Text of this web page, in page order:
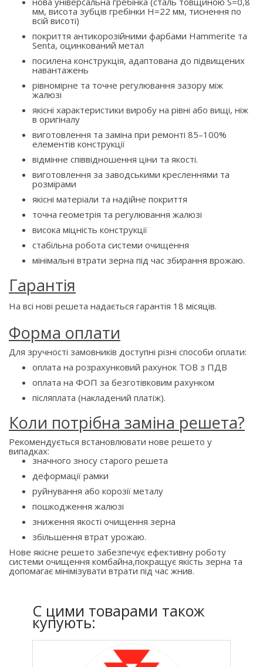
мм, висота зубців гребінки H=22 мм, тиснення по
всій висоті)
покриття антикорозійними фарбами Hammerite та
Senta, оцинкований метал
посилена конструкція, адаптована до підвищених
навантажень
рівномірне та точне регулювання зазору між
жалюзі
якісні характеристики виробу на рівні або вищі, ніж
в оригіналу
виготовлення та заміна при ремонті 85–100%
елементів конструкції
відмінне співвідношення ціни та якості.
виготовлення за заводськими кресленнями та
розмірами
якісні матеріали та надійне покриття
точна геометрія та регулювання жалюзі
висока міцність конструкції
стабільна робота системи очищення
мінімальні втрати зерна під час збирання врожаю.
Гарантія
На всі нові решета надається гарантія 18 місяців.
Форма оплати
Для зручності замовників доступні різні способи оплати:
оплата на розрахунковий рахунок ТОВ з ПДВ
оплата на ФОП за безготівковим рахунком
післяплата (накладений платіж).
Коли потрібна заміна решета?
Рекомендується встановлювати нове решето у
випадках:
значного зносу старого решета
деформації рамки
руйнування або корозії металу
пошкодження жалюзі
зниження якості очищення зерна
збільшення втрат урожаю.
Нове якісне решето забезпечує ефективну роботу
системи очищення комбайна,покращує якість зерна та
допомагає мінімізувати втрати під час жнив.
C цими товарами також
купують: